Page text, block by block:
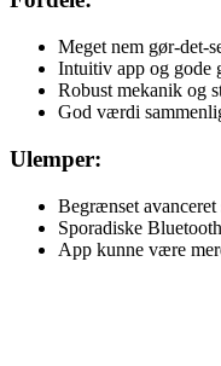
Meget nem gør-det-
Intuitiv app og gode
Robust mekanik og
God værdi
Ulemper:
Begrænset
Sporadiske
App kunne være